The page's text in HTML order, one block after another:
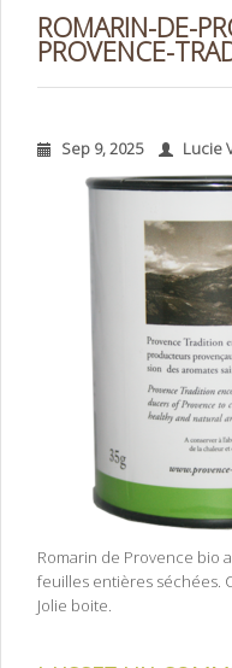
ROMARIN-DE-
PROVENCE-
Sep 9, 2025 Lucie
Romarin de Provence bio
feuilles entières séchées.
Jolie boite.